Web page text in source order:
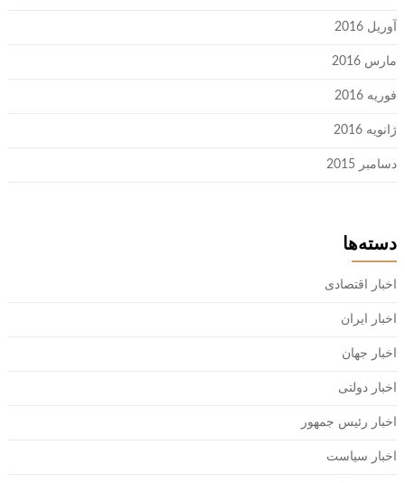
آوریل 2016
مارس 2016
فوریه 2016
ژانویه 2016
دسامبر 2015
دسته‌ها
اخبار اقتصادی
اخبار ایران
اخبار جهان
اخبار دولتی
اخبار رئیس جمهور
اخبار سیاست